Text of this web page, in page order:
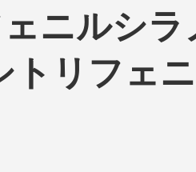
ニルシラ
トリフェ